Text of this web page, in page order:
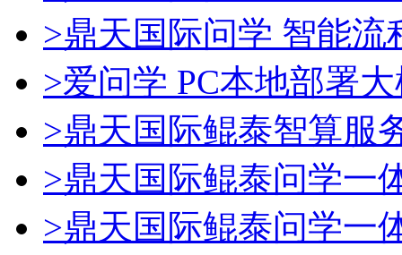
>鼎天国际问学 智能流
>爱问学 PC本地部署
>鼎天国际鲲泰智算服
>鼎天国际鲲泰问学一
>鼎天国际鲲泰问学一